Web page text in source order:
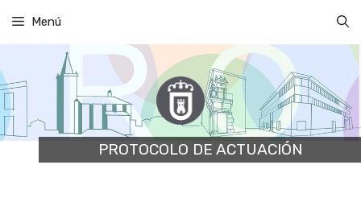
contenido
Menú
PROTOCOLO DE ACTUACIÓN